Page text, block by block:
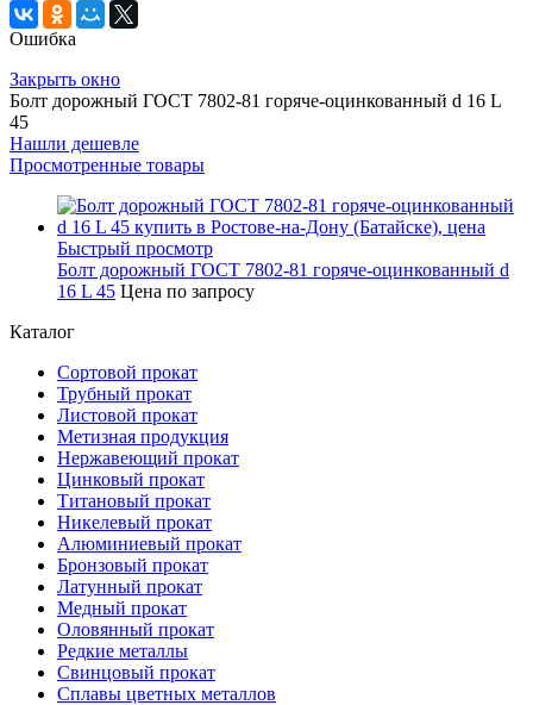
Ошибка
Закрыть окно
Болт дорожный ГОСТ 7802-81 горяче-оцинкованный d 16 L
45
Нашли дешевле
Просмотренные товары
Быстрый просмотр
Болт дорожный ГОСТ 7802-81 горяче-оцинкованный d
16 L 45 Цена по запросу
Каталог
Сортовой прокат
Трубный прокат
Листовой прокат
Метизная продукция
Нержавеющий прокат
Цинковый прокат
Титановый прокат
Никелевый прокат
Алюминиевый прокат
Бронзовый прокат
Латунный прокат
Медный прокат
Оловянный прокат
Редкие металлы
Свинцовый прокат
Сплавы цветных металлов